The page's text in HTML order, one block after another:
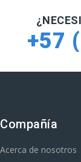
+57
Compañía
Acerca de nosotros